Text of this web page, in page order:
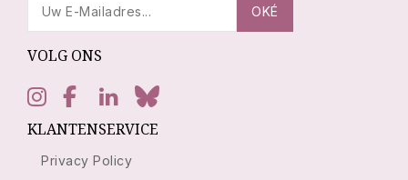
VOLG ONS
KLANTENSERVICE
Privacy Policy